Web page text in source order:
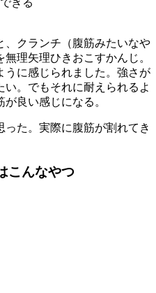
、クランチ（腹筋みたいなや
理矢理ひきおこすかんじ。
うに感じられました。強さが
。でもそれに耐えられるよ
良い感じになる。
った。実際に腹筋が割れてき
こんなやつ